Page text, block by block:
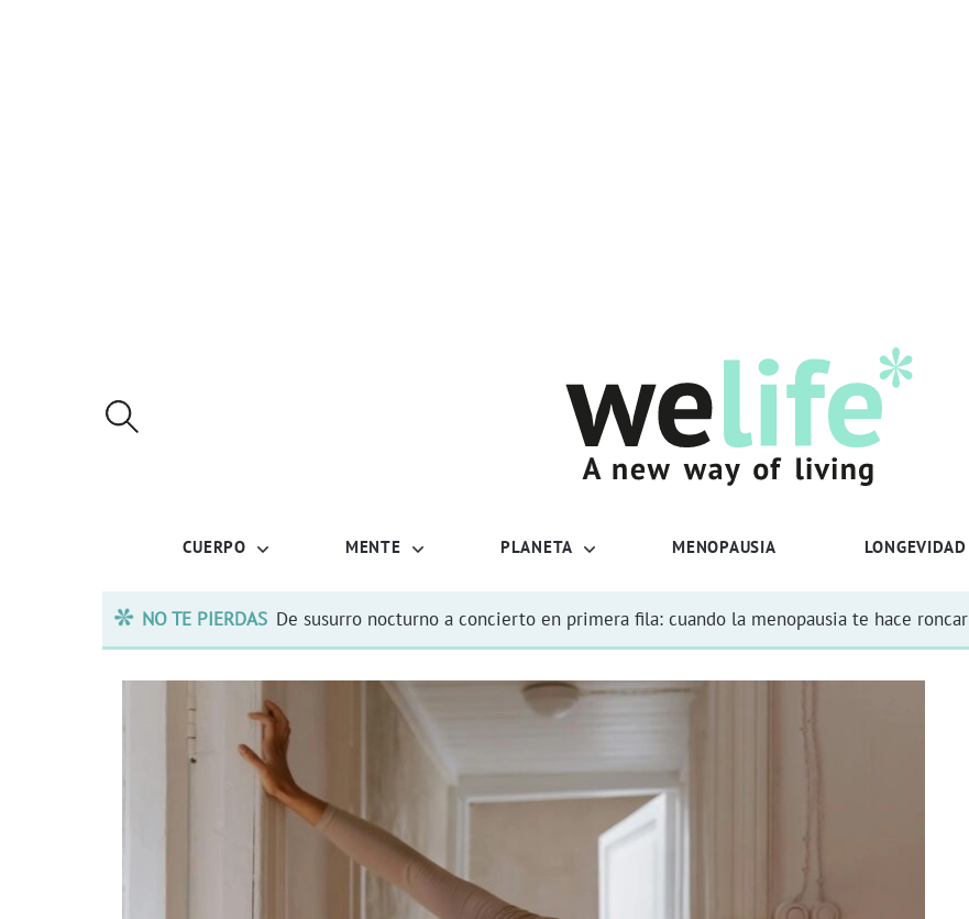
CUERPO MENTE PLANETA MENOPAUSIA LONGEVIDAD
NO TE PIERDAS De susurro nocturno a concierto en primera fila: cuando la menopausia te hace roncar